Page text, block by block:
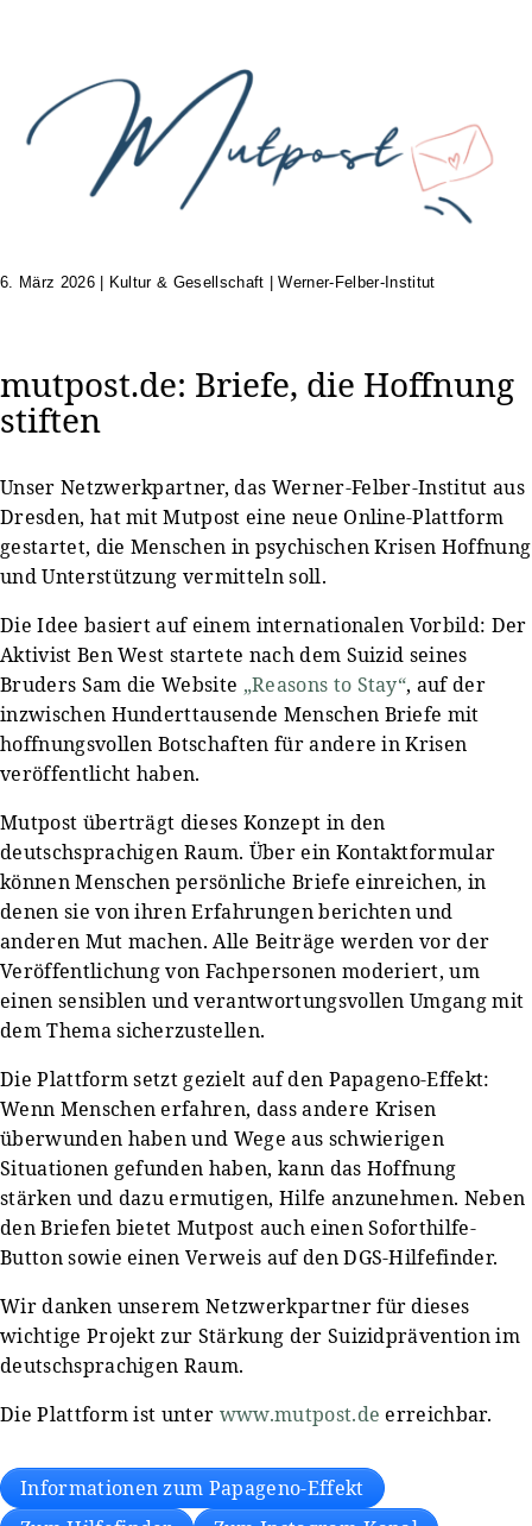
6. März 2026| Kultur & Gesellschaft | Werner-Felber-Institut
mutpost.de: Briefe, die Hoffnung
stiften
Unser Netzwerkpartner, das Werner-Felber-Institut aus
Dresden, hat mit Mutpost eine neue Online-Plattform
gestartet, die Menschen in psychischen Krisen Hoffnung
und Unterstützung vermitteln soll.
Die Idee basiert auf einem internationalen Vorbild: Der
Aktivist Ben West startete nach dem Suizid seines
Bruders Sam die Website „Reasons to Stay“, auf der
inzwischen Hunderttausende Menschen Briefe mit
hoffnungsvollen Botschaften für andere in Krisen
veröffentlicht haben.
Mutpost überträgt dieses Konzept in den
deutschsprachigen Raum. Über ein Kontaktformular
können Menschen persönliche Briefe einreichen, in
denen sie von ihren Erfahrungen berichten und
anderen Mut machen. Alle Beiträge werden vor der
Veröffentlichung von Fachpersonen moderiert, um
einen sensiblen und verantwortungsvollen Umgang mit
dem Thema sicherzustellen.
Die Plattform setzt gezielt auf den Papageno-Effekt:
Wenn Menschen erfahren, dass andere Krisen
überwunden haben und Wege aus schwierigen
Situationen gefunden haben, kann das Hoffnung
stärken und dazu ermutigen, Hilfe anzunehmen. Neben
den Briefen bietet Mutpost auch einen Soforthilfe-
Button sowie einen Verweis auf den DGS-Hilfefinder.
Wir danken unserem Netzwerkpartner für dieses
wichtige Projekt zur Stärkung der Suizidprävention im
deutschsprachigen Raum.
Die Plattform ist unter www.mutpost.de erreichbar.
Informationen zum Papageno-Effekt